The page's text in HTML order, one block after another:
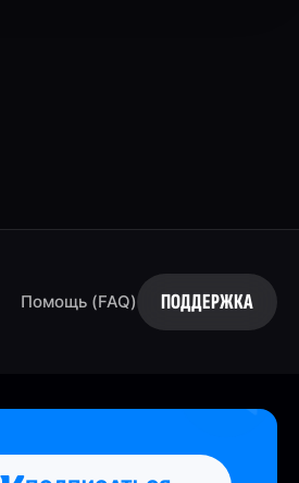
Помощь (FAQ) ПОДДЕРЖКА